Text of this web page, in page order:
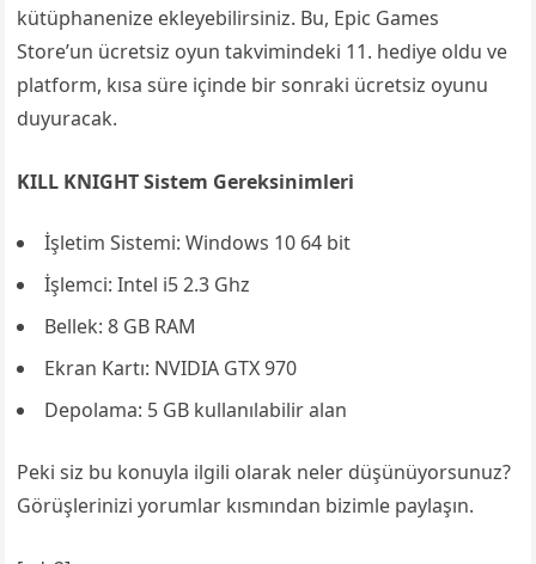
kütüphanenize ekleyebilirsiniz. Bu, Epic Games
Store’un ücretsiz oyun takvimindeki 11. hediye oldu ve
platform, kısa süre içinde bir sonraki ücretsiz oyunu
duyuracak.
KILL KNIGHT Sistem Gereksinimleri
İşletim Sistemi: Windows 10 64 bit
İşlemci: Intel i5 2.3 Ghz
Bellek: 8 GB RAM
Ekran Kartı: NVIDIA GTX 970
Depolama: 5 GB kullanılabilir alan
Peki siz bu konuyla ilgili olarak neler düşünüyorsunuz?
Görüşlerinizi yorumlar kısmından bizimle paylaşın.